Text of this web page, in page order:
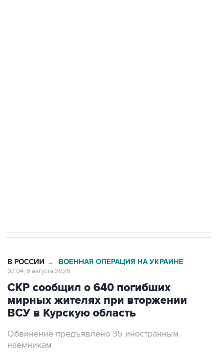
В РОССИИ → ВОЕННАЯ ОПЕРАЦИЯ НА УКРАИНЕ
07:04, 6 августа 2026
СКР сообщил о 640 погибших
мирных жителях при вторжении
ВСУ в Курскую область
Обвинение предъявлено 35 иностранным
наемникам